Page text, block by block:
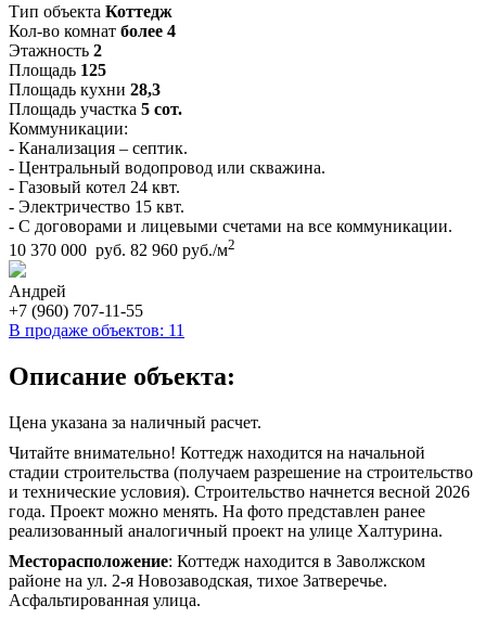
Тип объекта Коттедж
Кол-во комнат более 4
Этажность 2
Площадь 125
Площадь кухни 28,3
Площадь участка 5 сот.
Коммуникации:
- Канализация – септик.
- Центральный водопровод или скважина.
- Газовый котел 24 квт.
- Электричество 15 квт.
- С договорами и лицевыми счетами на все коммуникации.
10 370 000 руб. 82 960 руб./м2
Андрей
+7 (960) 707-11-55
В продаже объектов: 11
Описание объекта:
Цена указана за наличный расчет.
Читайте внимательно! Коттедж находится на начальной
стадии строительства (получаем разрешение на строительство
и технические условия). Строительство начнется весной 2026
года. Проект можно менять. На фото представлен ранее
реализованный аналогичный проект на улице Халтурина.
Месторасположение: Коттедж находится в Заволжском
районе на ул. 2-я Новозаводская, тихое Затверечье.
Асфальтированная улица.